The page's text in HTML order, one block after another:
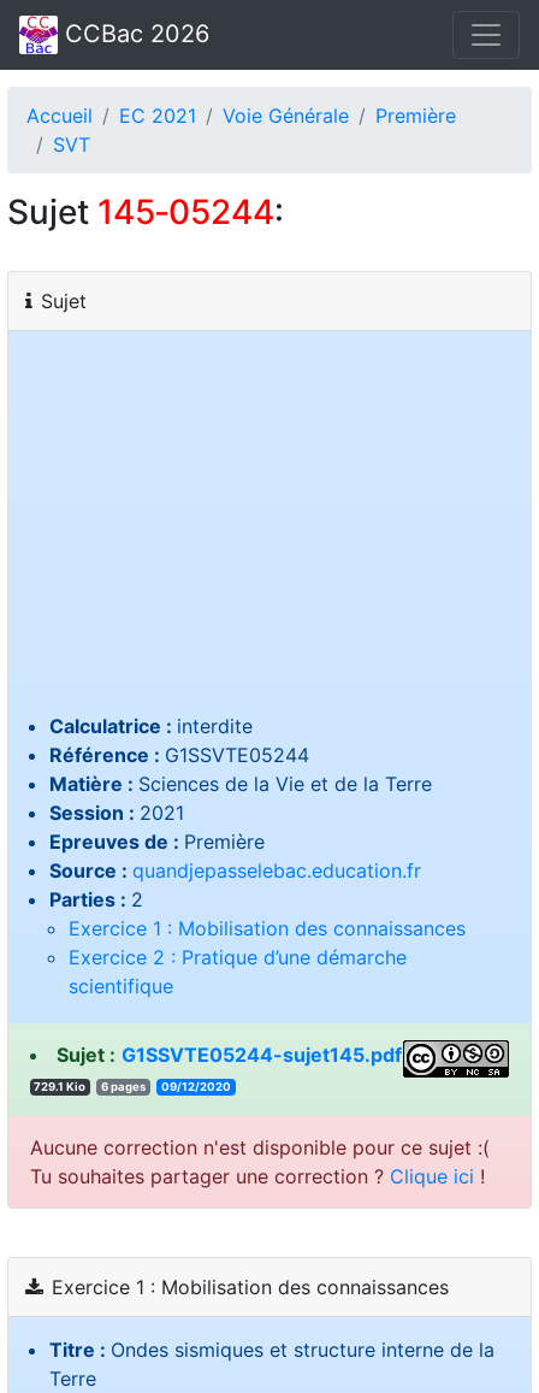
CCBac 2026
Accueil EC 2021 Voie Générale
Première
SVT
Sujet 145‑05244:
Sujet
Calculatrice : interdite
Référence : G1SSVTE05244
Matière : Sciences de la Vie et de la Terre
Session : 2021
Epreuves de : Première
Source : quandjepasselebac.education.fr
Parties : 2
Exercice 1 : Mobilisation des connaissances
Exercice 2 : Pratique d’une démarche
scientifique
Sujet : G1SSVTE05244-sujet145.pdf
729.1 Kio 6 pages 09/12/2020
Aucune correction n'est disponible pour ce sujet :(
Tu souhaites partager une correction ? Clique ici !
Exercice 1 : Mobilisation des connaissances
Titre : Ondes sismiques et structure interne de la
Terre